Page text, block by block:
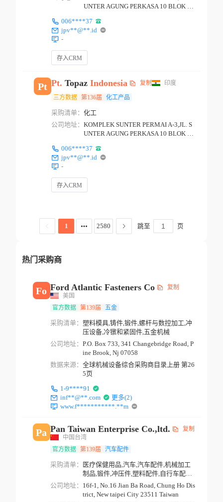
UNTER AGUNG PERKASA 10 BLOK K
006****37
jpv**@**.id
-
存入CRM
Pt Pt. Topaz Indonesia 复制 印度
三方数据 第136届 化工产品
采购清单： 化工
公司地址： KOMPLEK SUNTER PERMAI A-3,JL. S
UNTER AGUNG PERKASA 10 BLOK K
006****37
jpv**@**.id
-
存入CRM
1 2580 跳至 页
热门采购商
Fo Ford Atlantic Fasteners Co
复制
美国
官方数据 第139届 五金
采购清单： 塑料模具,铸件,锻件,螺杆与数控加工,冲
压设备,冷镦和紧固件,五金机械
公司地址： P.O. Box 733, 341 Changebridge Road, P
ine Brook, Nj 07058
数据来源： 全球机械设备综合采购商目录上册 第26
5页
1-9****91
inf**@**.com
更多(2)
www.f***********.**m
Pa Pan Taiwan Enterprise Co.,ltd.
复制
中国台湾
官方数据 第139届 汽车配件
采购清单：
医疗保健用品,汽车,汽车配件,机械加工
制品,锻件,冲压件,塑料配件,自行车配件,
交通安全产...
公司地址： 16f-1, No.16 Jian Ba Road, Chung Ho Dis
trict, New taipei City 23511 Taiwan